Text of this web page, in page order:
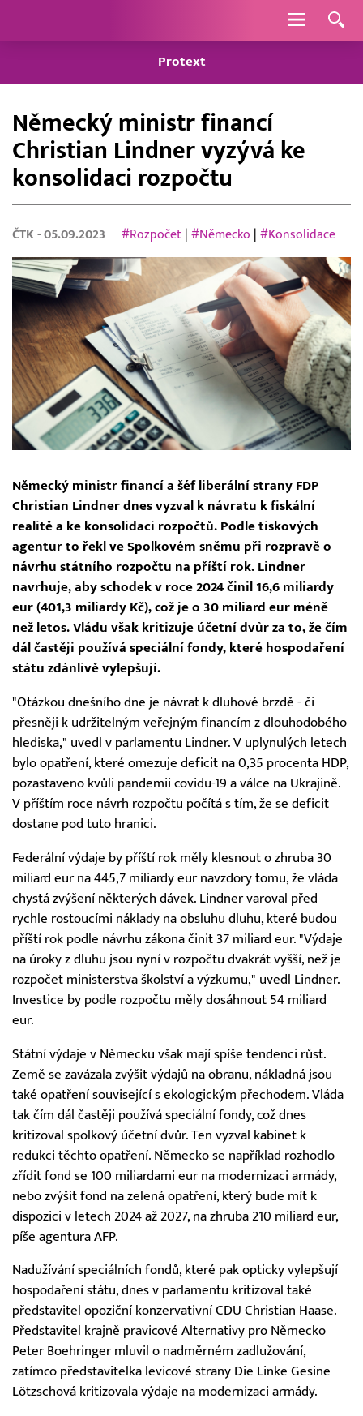
Navigace
Protext
Německý ministr financí
Christian Lindner vyzývá ke
konsolidaci rozpočtu
ČTK - 05.09.2023 #Rozpočet |#Německo |#Konsolidace
Německý ministr financí a šéf liberální strany FDP
Christian Lindner dnes vyzval k návratu k fiskální
realitě a ke konsolidaci rozpočtů. Podle tiskových
agentur to řekl ve Spolkovém sněmu při rozpravě o
návrhu státního rozpočtu na příští rok. Lindner
navrhuje, aby schodek v roce 2024 činil 16,6 miliardy
eur (401,3 miliardy Kč), což je o 30 miliard eur méně
než letos. Vládu však kritizuje účetní dvůr za to, že čím
dál častěji používá speciální fondy, které hospodaření
státu zdánlivě vylepšují.
"Otázkou dnešního dne je návrat k dluhové brzdě - či
přesněji k udržitelným veřejným financím z dlouhodobého
hlediska," uvedl v parlamentu Lindner. V uplynulých letech
bylo opatření, které omezuje deficit na 0,35 procenta HDP,
pozastaveno kvůli pandemii covidu-19 a válce na Ukrajině.
V příštím roce návrh rozpočtu počítá s tím, že se deficit
dostane pod tuto hranici.
Federální výdaje by příští rok měly klesnout o zhruba 30
miliard eur na 445,7 miliardy eur navzdory tomu, že vláda
chystá zvýšení některých dávek. Lindner varoval před
rychle rostoucími náklady na obsluhu dluhu, které budou
příští rok podle návrhu zákona činit 37 miliard eur. "Výdaje
na úroky z dluhu jsou nyní v rozpočtu dvakrát vyšší, než je
rozpočet ministerstva školství a výzkumu," uvedl Lindner.
Investice by podle rozpočtu měly dosáhnout 54 miliard
eur.
Státní výdaje v Německu však mají spíše tendenci růst.
Země se zavázala zvýšit výdajů na obranu, nákladná jsou
také opatření související s ekologickým přechodem. Vláda
tak čím dál častěji používá speciální fondy, což dnes
kritizoval spolkový účetní dvůr. Ten vyzval kabinet k
redukci těchto opatření. Německo se například rozhodlo
zřídit fond se 100 miliardami eur na modernizaci armády,
nebo zvýšit fond na zelená opatření, který bude mít k
dispozici v letech 2024 až 2027, na zhruba 210 miliard eur,
píše agentura AFP.
Nadužívání speciálních fondů, které pak opticky vylepšují
hospodaření státu, dnes v parlamentu kritizoval také
představitel opoziční konzervativní CDU Christian Haase.
Představitel krajně pravicové Alternativy pro Německo
Peter Boehringer mluvil o nadměrném zadlužování,
zatímco představitelka levicové strany Die Linke Gesine
Lötzschová kritizovala výdaje na modernizaci armády.